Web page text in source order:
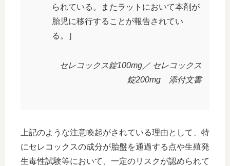
られている。またラットにおいて本剤が
胎児に移行することが報告されてい
る。］
セレコックス錠100mg／ セレコックス
錠200mg 添付文書
上記のような注意喚起がされている理由として、特
にセレコックスの成分が胎盤を通過する点や生殖発
生毒性試験等において、一定のリスクが認められて